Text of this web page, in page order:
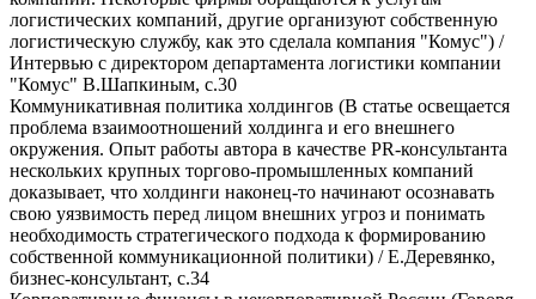
логистических компаний, другие организуют собственную
логистическую службу, как это сделала компания "Комус") /
Интервью с директором департамента логистики компании
"Комус" В.Шапкиным, с.30
Коммуникативная политика холдингов (В статье освещается
проблема взаимоотношений холдинга и его внешнего
окружения. Опыт работы автора в качестве PR-консультанта
нескольких крупных торгово-промышленных компаний
доказывает, что холдинги наконец-то начинают осознавать
свою уязвимость перед лицом внешних угроз и понимать
необходимость стратегического подхода к формированию
собственной коммуникационной политики) / Е.Деревянко,
бизнес-консультант, с.34